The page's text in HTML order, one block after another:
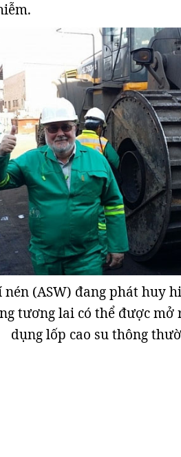
nén (ASW) đang phát huy
tương lai có thể được mở
dụng lốp cao su thông